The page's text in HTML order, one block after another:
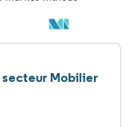
Mobilier